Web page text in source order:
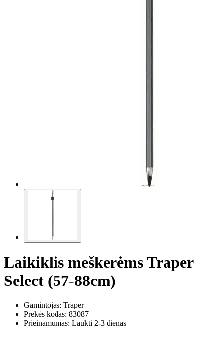
Laikiklis meškerėms Traper
Select (57-88cm)
Gamintojas: Traper
Prekės kodas: 83087
Prieinamumas: Laukti 2-3 dienas